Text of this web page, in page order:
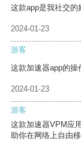
这款app是我社交的
2024-01-23
游客
这款加速器app的操
2024-01-23
游客
这款加速器VPM应
助你在网络上自由移